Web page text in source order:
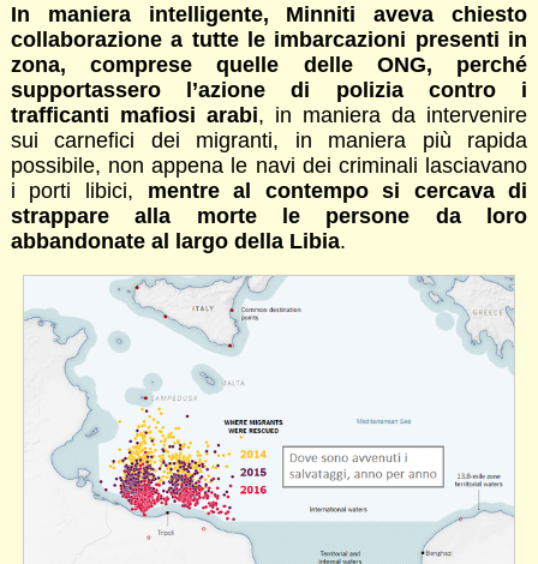
In maniera intelligente, Minniti aveva chiesto
collaborazione a tutte le imbarcazioni presenti in
zona, comprese quelle delle ONG, perché
supportassero l’azione di polizia contro i
trafficanti mafiosi arabi, in maniera da intervenire
sui carnefici dei migranti, in maniera più rapida
possibile, non appena le navi dei criminali lasciavano
i porti libici, mentre al contempo si cercava di
strappare alla morte le persone da loro
abbandonate al largo della Libia.